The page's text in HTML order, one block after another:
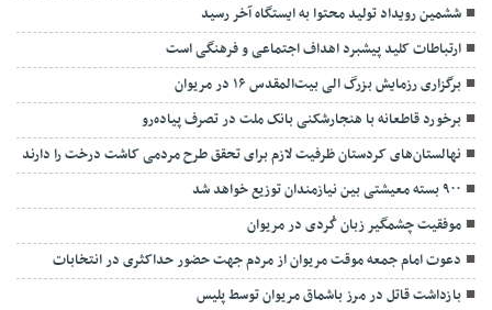
ششمین رویداد تولید محتوا به ایستگاه آخر رسید
ارتباطات کلید پیشبرد اهداف اجتماعی و فرهنگی است
برگزاری رزمایش بزرگ الی بیت‌المقدس ۱۶ در مریوان
برخورد قاطعانه با هنجارشکنی بانک ملت در تصرف پیاده‌رو
نهالستان‌های کردستان ظرفیت لازم برای تحقق طرح مردمی کاشت درخت را دارند
۹۰۰ بسته معیشتی بین نیازمندان توزیع خواهد شد
موفقیت چشمگیر زبان کُردی در مریوان
دعوت امام جمعه موقت مریوان از مردم جهت حضور حداکثری در انتخابات
بازداشت قاتل در مرز باشماق مریوان توسط پلیس